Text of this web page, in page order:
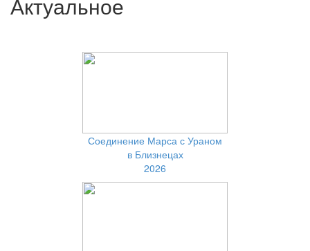
Актуальное
Соединение Марса с Ураном
в Близнецах
2026